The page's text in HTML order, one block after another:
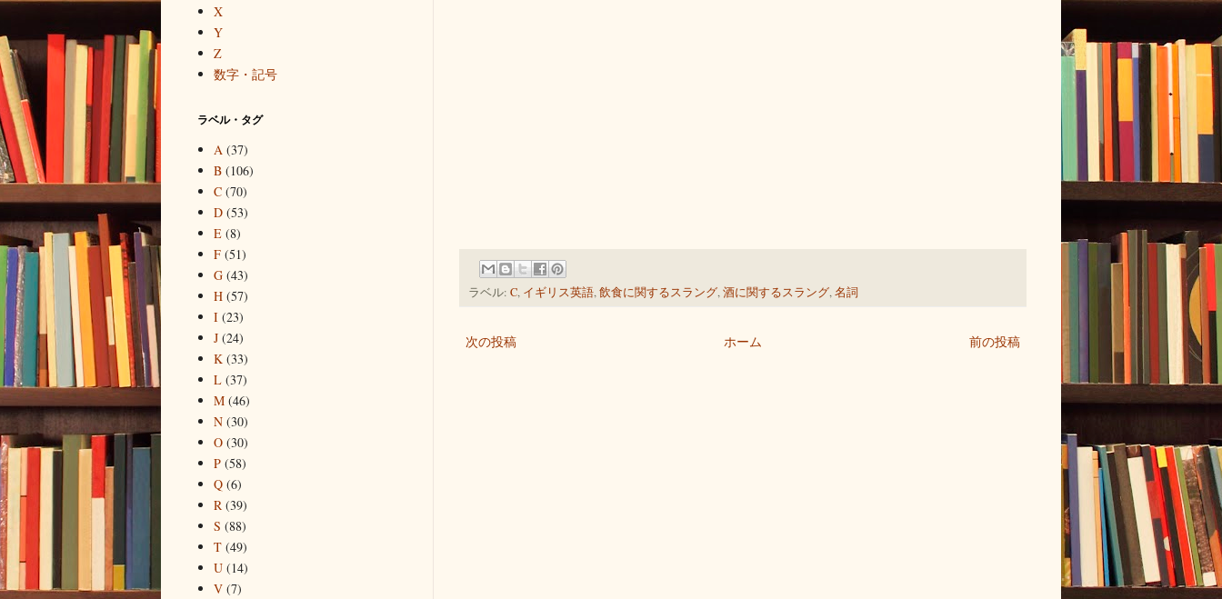
ラベル: C, イギリス英語,飲食に関するスラング,酒に関するスラング,名詞
次の投稿 前の投稿
ホーム
X
Y
Z
数字・記号
ラベル・タグ
A (37)
B (106)
C (70)
D (53)
E (8)
F (51)
G (43)
H (57)
I (23)
J (24)
K (33)
L (37)
M (46)
N (30)
O (30)
P (58)
Q (6)
R (39)
S (88)
T (49)
U (14)
V (7)